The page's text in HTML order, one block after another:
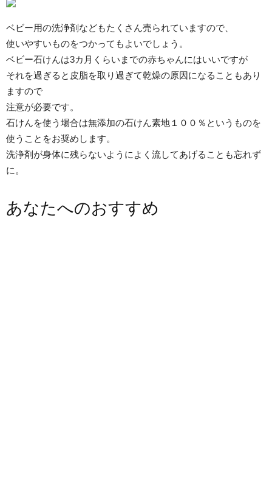
ベビー用の洗浄剤などもたくさん売られていますので、
使いやすいものをつかってもよいでしょう。
ベビー石けんは3カ月くらいまでの赤ちゃんにはいいですが
それを過ぎると皮脂を取り過ぎて乾燥の原因になることもあり
ますので
注意が必要です。
石けんを使う場合は無添加の石けん素地１００％というものを
使うことをお奨めします。
洗浄剤が身体に残らないようによく流してあげることも忘れず
に。
あなたへのおすすめ